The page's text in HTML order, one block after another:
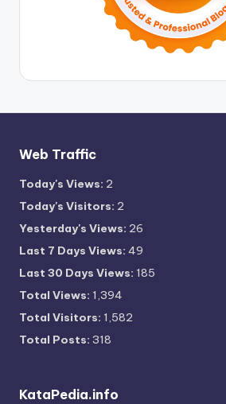
Web Traffic
Today's Views: 2
Today's Visitors: 2
Yesterday's Views: 26
Last 7 Days Views: 49
Last 30 Days Views: 185
Total Views: 1,394
Total Visitors: 1,582
Total Posts: 318
KataPedia.info